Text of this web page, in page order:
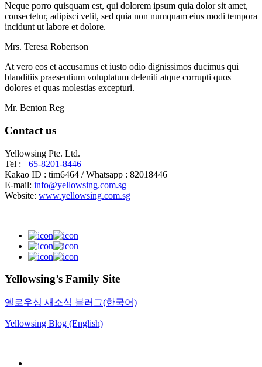
Neque porro quisquam est, qui dolorem ipsum quia dolor sit amet,
consectetur, adipisci velit, sed quia non numquam eius modi tempora
incidunt ut labore et dolore.
Mrs. Teresa Robertson
At vero eos et accusamus et iusto odio dignissimos ducimus qui
blanditiis praesentium voluptatum deleniti atque corrupti quos
dolores et quas molestias excepturi.
Mr. Benton Reg
Contact us
Yellowsing Pte. Ltd.
Tel : +65-8201-8446
Kakao ID : tim6464 / Whatsapp : 82018446
E-mail: info@yellowsing.com.sg
Website: www.yellowsing.com.sg
Yellowsing’s Family Site
옐로우싱 새소식 블러그(한국어)
Yellowsing Blog (English)